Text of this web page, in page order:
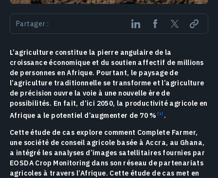
Partager :
L’agriculture constitue la pierre angulaire de la
croissance économique et du soutien affectif de millions
de personnes en Afrique. Pourtant, le paysage de
l’agriculture traditionnelle se transforme et l’agriculture
de précision ouvre la voie à une nouvelle ère de
possibilités. En fait, d’ici 2050, la productivité agricole en
Afrique a le potentiel d’augmenter de 70 %
.
Cette étude de cas explore comment Complete Farmer,
une société de conseil agricole basée à Accra, au Ghana,
a intégré les analyses d’images satellitaires fournies par
EOSDA Crop Monitoring dans son réseau de partenariats
agricoles à travers l’Afrique. Cette étude de cas met en